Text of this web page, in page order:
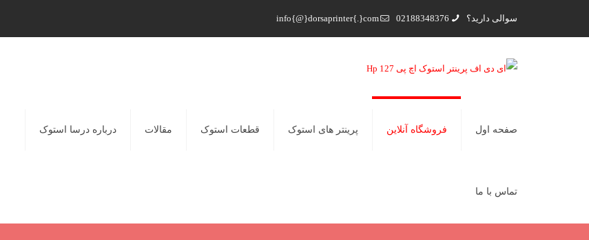
سوالی دارید؟ 02188348376
info{@}dorsaprinter{.}com
صفحه اول فروشگاه آنلاین پرینتر های استوک قطعات استوک مقالات درباره درسا استوک
تماس با ما